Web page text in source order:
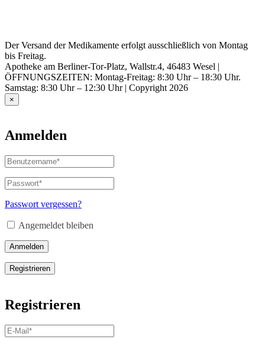
Der Versand der Medikamente erfolgt ausschließlich von Montag
bis Freitag.
Apotheke am Berliner-Tor-Platz, Wallstr.4, 46483 Wesel |
ÖFFNUNGSZEITEN: Montag-Freitag: 8:30 Uhr – 18:30 Uhr.
Samstag: 8:30 Uhr – 12:30 Uhr | Copyright 2026
×
Anmelden
Benutzername
oder
E-
Mail-
Adresse*
Passwort*
Erforderlich
Passwort vergessen?
Angemeldet bleiben
Anmelden
Registrieren
Registrieren
E-
Mail-